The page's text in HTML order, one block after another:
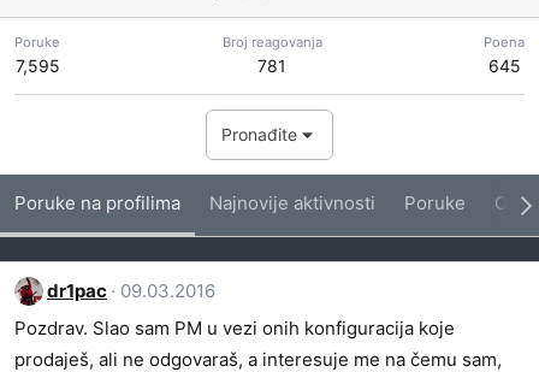
Poruke
7,595
Broj reagovanja
781
Poena
645
Pronađite
Poruke na profilima Najnovije aktivnosti Poruke O
dr1pac
09.03.2016
Pozdrav. Slao sam PM u vezi onih konfiguracija koje
prodaješ, ali ne odgovaraš, a interesuje me na čemu sam,